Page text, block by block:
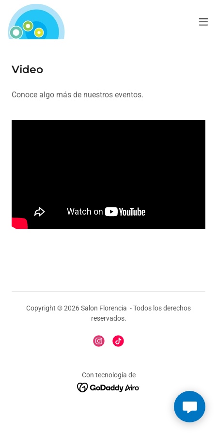
Video
Conoce algo más de nuestros eventos.
Copyright © 2026 Salon Florencia - Todos los derechos
reservados.
Con tecnología de